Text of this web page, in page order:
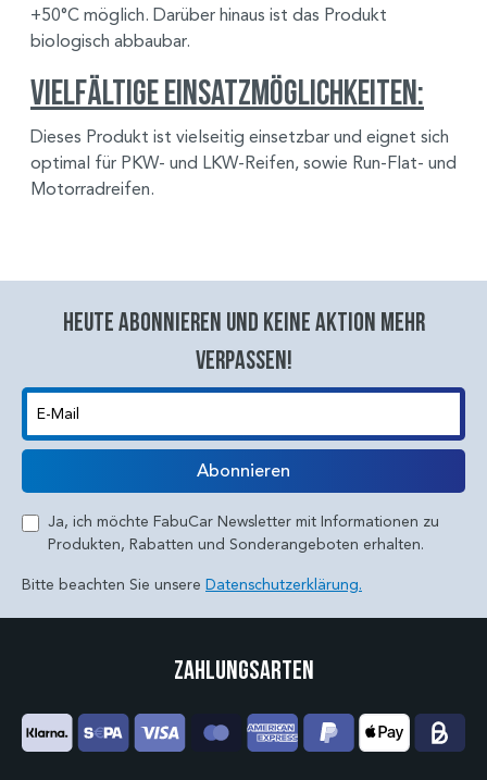
+50°C möglich. Darüber hinaus ist das Produkt
biologisch abbaubar.
Vielfältige Einsatzmöglichkeiten:
Dieses Produkt ist vielseitig einsetzbar und eignet sich
optimal für PKW- und LKW-Reifen, sowie Run-Flat- und
Motorradreifen.
Heute abonnieren und keine aktion mehr
verpassen!
E-Mail
Abonnieren
Ja, ich möchte FabuCar Newsletter mit Informationen zu
Produkten, Rabatten und Sonderangeboten erhalten.
Bitte beachten Sie unsere Datenschutzerklärung.
Zahlungsarten